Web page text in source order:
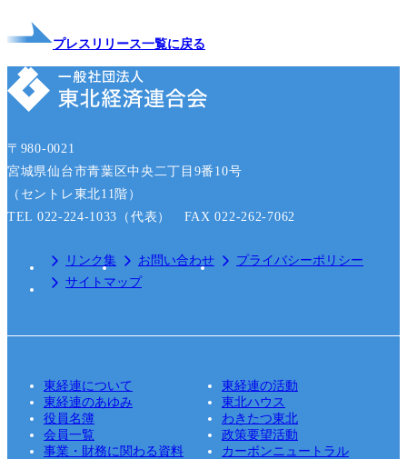
プレスリリース一覧に戻る
〒980-0021
宮城県仙台市青葉区中央二丁目9番10号
（セントレ東北11階）
TEL 022-224-1033（代表） FAX 022-262-7062
リンク集 お問い合わせ
プライバシーポリシー
サイトマップ
東経連について
東経連の活動
東経連のあゆみ
東北ハウス
役員名簿
わきたつ東北
会員一覧
政策要望活動
事業・財務に関わる資料
カーボンニュートラル